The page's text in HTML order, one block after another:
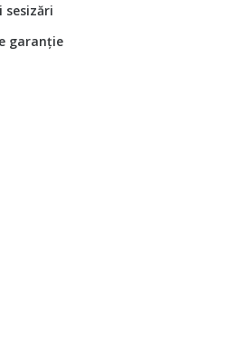
sesizări
garanție